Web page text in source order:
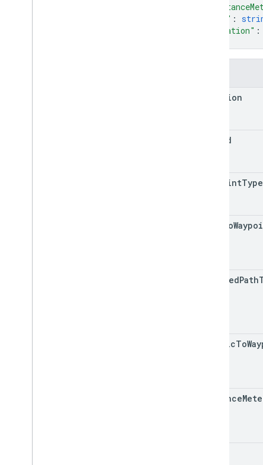
"eta" :
"duration" :
location
Id
waypointType
To
encodedPath
trafficTo
distance